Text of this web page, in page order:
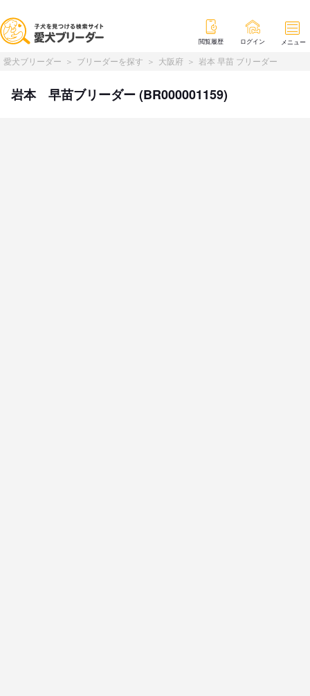
閲覧履歴 ログイン メニュー
愛犬ブリーダー ブリーダーを探す 大阪府 岩本 早苗 ブリーダー
岩本 早苗ブリーダー (BR000001159)